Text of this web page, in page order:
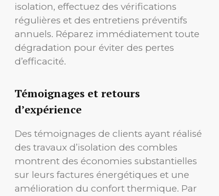
isolation, effectuez des vérifications
régulières et des entretiens préventifs
annuels. Réparez immédiatement toute
dégradation pour éviter des pertes
d’efficacité.
Témoignages et retours
d’expérience
Des témoignages de clients ayant réalisé
des travaux d’isolation des combles
montrent des économies substantielles
sur leurs factures énergétiques et une
amélioration du confort thermique. Par